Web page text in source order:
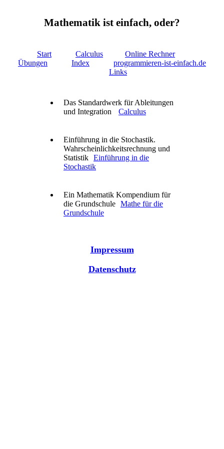
Mathematik ist einfach, oder?
Start Calculus
Online Rechner
Übungen
Index
programmieren-ist-einfach.de
Links
Das Standardwerk für Ableitungen
und Integration
Calculus
Einführung in die Stochastik.
Wahrscheinlichkeitsrechnung und
Statistik Einführung in die
Stochastik
Ein Mathematik Kompendium für
die Grundschule Mathe für die
Grundschule
Impressum
Datenschutz